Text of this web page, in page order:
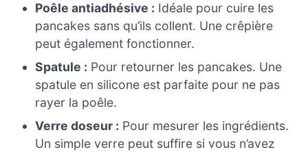
Poêle antiadhésive : Idéale pour cuire les
pancakes sans qu’ils collent. Une crêpière
peut également fonctionner.
Spatule : Pour retourner les pancakes. Une
spatule en silicone est parfaite pour ne pas
rayer la poêle.
Verre doseur : Pour mesurer les ingrédients.
Un simple verre peut suffire si vous n’avez